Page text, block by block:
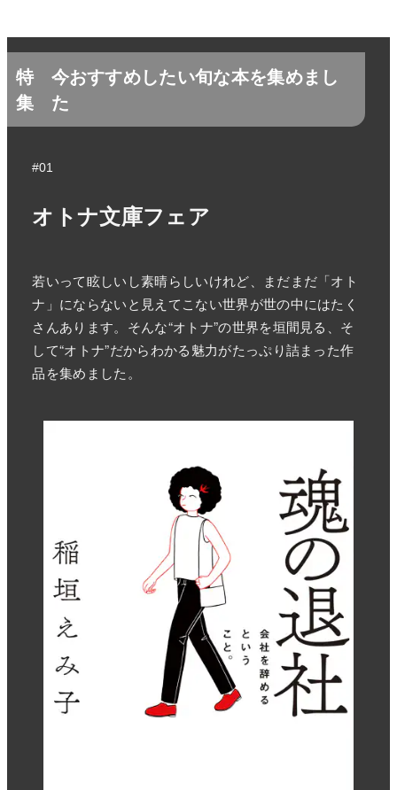
特
集
今おすすめしたい旬な本を集めまし
た
#01
オトナ文庫フェア
若いって眩しいし素晴らしいけれど、まだまだ「オト
ナ」にならないと見えてこない世界が世の中にはたく
さんあります。そんな“オトナ”の世界を垣間見る、そ
して“オトナ”だからわかる魅力がたっぷり詰まった作
品を集めました。